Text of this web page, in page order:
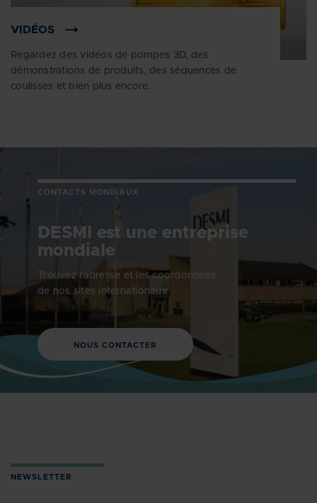
VIDÉOS
Regardez des vidéos de pompes 3D, des
démonstrations de produits, des séquences de
coulisses et bien plus encore.
CONTACTS MONDIAUX
DESMI est une entreprise
mondiale
Trouvez l'adresse et les coordonnées
de nos sites internationaux
NOUS CONTACTER
NEWSLETTER